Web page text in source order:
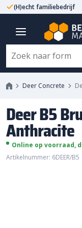
(H)echt familiebedrijf
Deer Concrete
Deer B5
Anthracite
Online op voorraad,
Artikelnummer: 6DEER/B5
Deer B5
Anthracite